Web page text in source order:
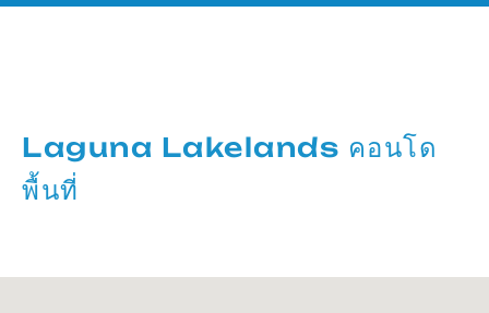
Laguna Lakelands คอนโด
พื้นที่